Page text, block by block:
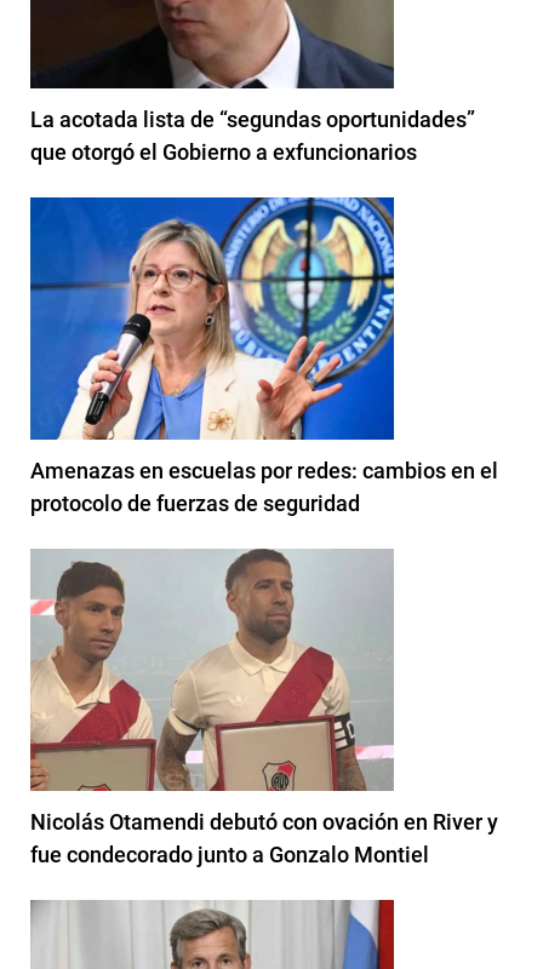
La acotada lista de “segundas oportunidades”
que otorgó el Gobierno a exfuncionarios
Amenazas en escuelas por redes: cambios en el
protocolo de fuerzas de seguridad
Nicolás Otamendi debutó con ovación en River y
fue condecorado junto a Gonzalo Montiel